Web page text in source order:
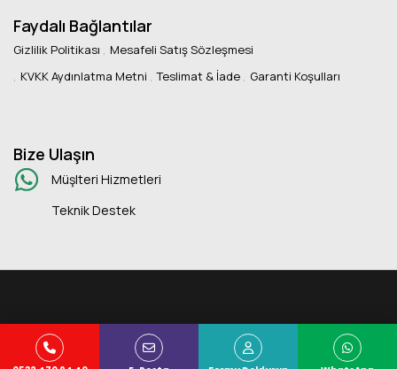
Faydalı Bağlantılar
Gizlilik Politikası
Mesafeli Satış Sözleşmesi
KVKK Aydınlatma Metni
Teslimat & İade Garanti Koşulları
Bize Ulaşın
Müşlteri Hizmetleri
Teknik Destek
Copyright © 2025 Kuans Ofis